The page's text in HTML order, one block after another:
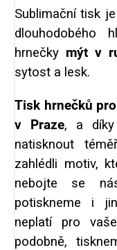
Sublimační tisk
dlouhodobého
hrnečky mýt v
sytost a lesk.
Tisk hrnečků
v Praze, a díky
natisknout
zahlédli motiv,
nebojte se
potiskneme i
neplatí pro
podobně,